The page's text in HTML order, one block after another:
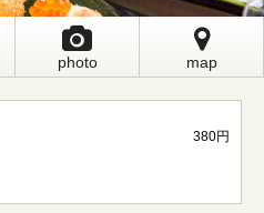
photo map
380円